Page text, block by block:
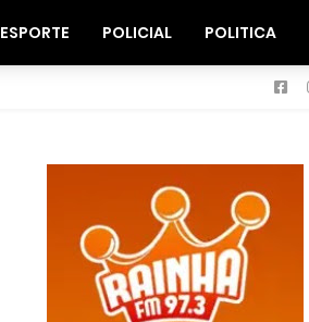
ESPORTE POLICIAL POLITICA